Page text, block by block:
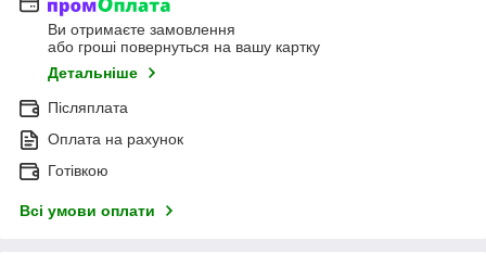
Ви отримаєте замовлення
або гроші повернуться на вашу картку
Детальніше
Післяплата
Оплата на рахунок
Готівкою
Всі умови оплати